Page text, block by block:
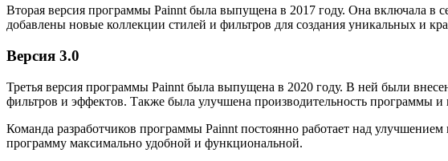
Вторая версия программы Painnt была выпущена в 2017 году. Она включала
добавлены новые коллекции стилей и фильтров для создания уникальных и
Версия 3.0
Третья версия программы Painnt была выпущена в 2020 году. В ней были
фильтров и эффектов. Также была улучшена производительность программы
Команда разработчиков программы Painnt постоянно работает над
программу максимально удобной и функциональной.